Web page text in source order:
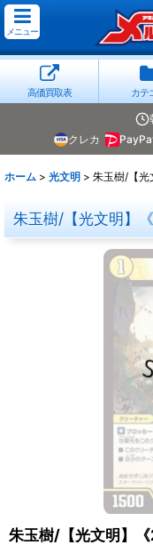
メニュー
高価買取表 カテ
クレカ
ホーム > 光文明 > 朱玉樹/【光
朱玉樹/【光文明】
朱玉樹/【光文明】